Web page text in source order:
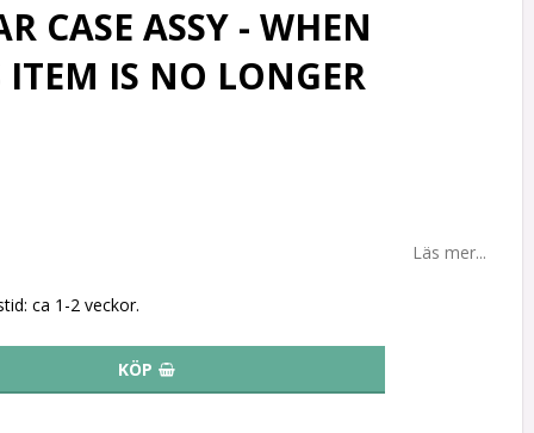
CASE ASSY - WHEN
ITEM IS NO LONGER
Läs mer...
ca 1-2 veckor.
KÖP